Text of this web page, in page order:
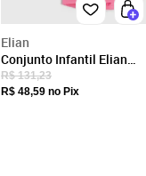
Elian
Conjunto Infantil Elian
Estampa Conchas Lilás
R$ 131,23
R$ 48,59 no Pix